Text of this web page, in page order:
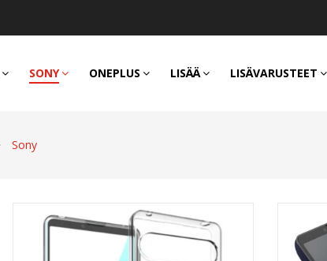
SONY ONEPLUS LISÄÄ LISÄVARUSTEET
Sony